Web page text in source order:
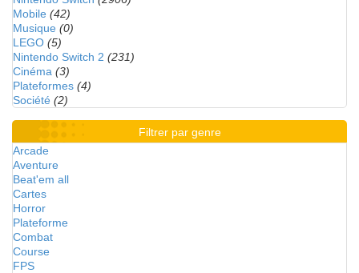
Mobile (42)
Musique (0)
LEGO (5)
Nintendo Switch 2 (231)
Cinéma (3)
Plateformes (4)
Société (2)
Filtrer par genre
Arcade
Aventure
Beat'em all
Cartes
Horror
Plateforme
Combat
Course
FPS